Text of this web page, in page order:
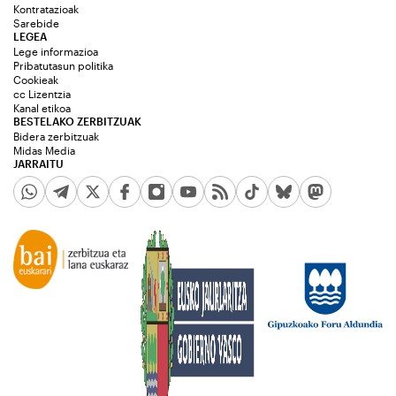
Kontratazioak
Sarebide
JARRAITU
LEGEA
Lege informazioa
Pribatutasun politika
Cookieak
cc Lizentzia
Kanal etikoa
BESTELAKO ZERBITZUAK
Bidera zerbitzuak
Midas Media